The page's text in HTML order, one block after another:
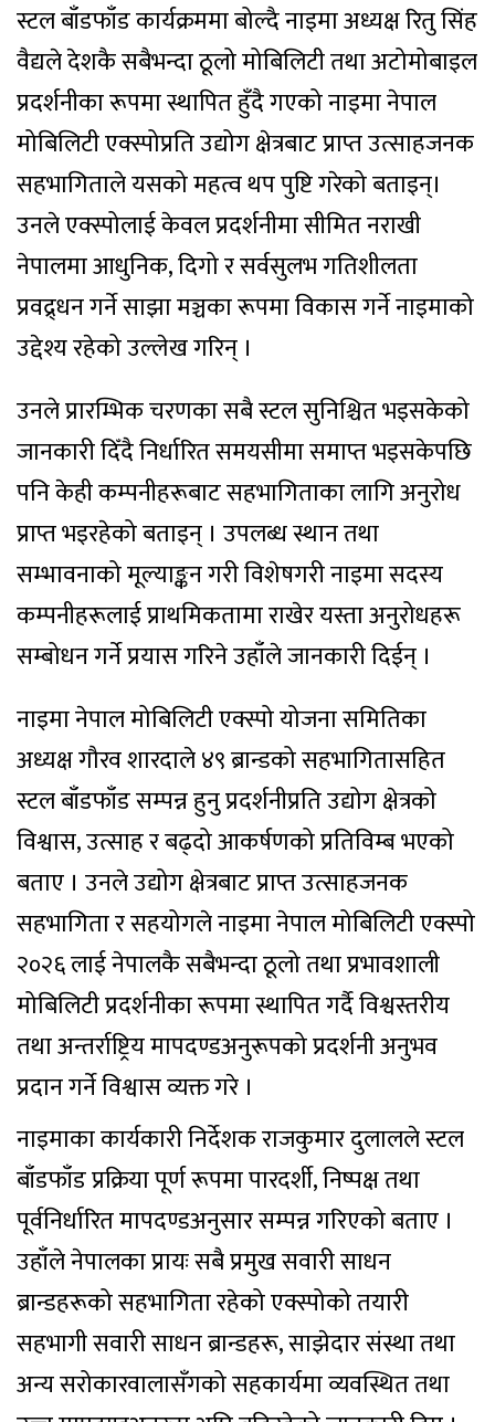
स्टल बाँडफाँड कार्यक्रममा बोल्दै नाइमा अध्यक्ष रितु सिंह
वैद्यले देशकै सबैभन्दा ठूलो मोबिलिटी तथा अटोमोबाइल
प्रदर्शनीका रूपमा स्थापित हुँदै गएको नाइमा नेपाल
मोबिलिटी एक्स्पोप्रति उद्योग क्षेत्रबाट प्राप्त उत्साहजनक
सहभागिताले यसको महत्व थप पुष्टि गरेको बताइन्।
उनले एक्स्पोलाई केवल प्रदर्शनीमा सीमित नराखी
नेपालमा आधुनिक, दिगो र सर्वसुलभ गतिशीलता
प्रवद्र्धन गर्ने साझा मञ्चका रूपमा विकास गर्ने नाइमाको
उद्देश्य रहेको उल्लेख गरिन् ।
उनले प्रारम्भिक चरणका सबै स्टल सुनिश्चित भइसकेको
जानकारी दिँदै निर्धारित समयसीमा समाप्त भइसकेपछि
पनि केही कम्पनीहरूबाट सहभागिताका लागि अनुरोध
प्राप्त भइरहेको बताइन् । उपलब्ध स्थान तथा
सम्भावनाको मूल्याङ्कन गरी विशेषगरी नाइमा सदस्य
कम्पनीहरूलाई प्राथमिकतामा राखेर यस्ता अनुरोधहरू
सम्बोधन गर्ने प्रयास गरिने उहाँले जानकारी दिईन् ।
नाइमा नेपाल मोबिलिटी एक्स्पो योजना समितिका
अध्यक्ष गौरव शारदाले ४९ ब्रान्डको सहभागितासहित
स्टल बाँडफाँड सम्पन्न हुनु प्रदर्शनीप्रति उद्योग क्षेत्रको
विश्वास, उत्साह र बढ्दो आकर्षणको प्रतिविम्ब भएको
बताए । उनले उद्योग क्षेत्रबाट प्राप्त उत्साहजनक
सहभागिता र सहयोगले नाइमा नेपाल मोबिलिटी एक्स्पो
२०२६ लाई नेपालकै सबैभन्दा ठूलो तथा प्रभावशाली
मोबिलिटी प्रदर्शनीका रूपमा स्थापित गर्दै विश्वस्तरीय
तथा अन्तर्राष्ट्रिय मापदण्डअनुरूपको प्रदर्शनी अनुभव
प्रदान गर्ने विश्वास व्यक्त गरे ।
नाइमाका कार्यकारी निर्देशक राजकुमार दुलालले स्टल
बाँडफाँड प्रक्रिया पूर्ण रूपमा पारदर्शी, निष्पक्ष तथा
पूर्वनिर्धारित मापदण्डअनुसार सम्पन्न गरिएको बताए ।
उहाँले नेपालका प्रायः सबै प्रमुख सवारी साधन
ब्रान्डहरूको सहभागिता रहेको एक्स्पोको तयारी
सहभागी सवारी साधन ब्रान्डहरू, साझेदार संस्था तथा
अन्य सरोकारवालासँगको सहकार्यमा व्यवस्थित तथा